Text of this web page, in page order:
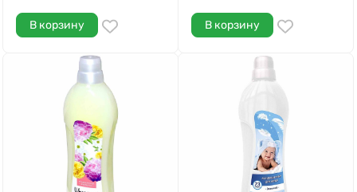
В корзину В корзину